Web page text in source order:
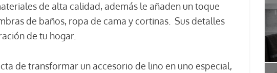
de alta calidad, además le añaden un toque
de baños, ropa de cama y cortinas. Sus detalles
de tu hogar.
de transformar un accesorio de lino en uno especial,